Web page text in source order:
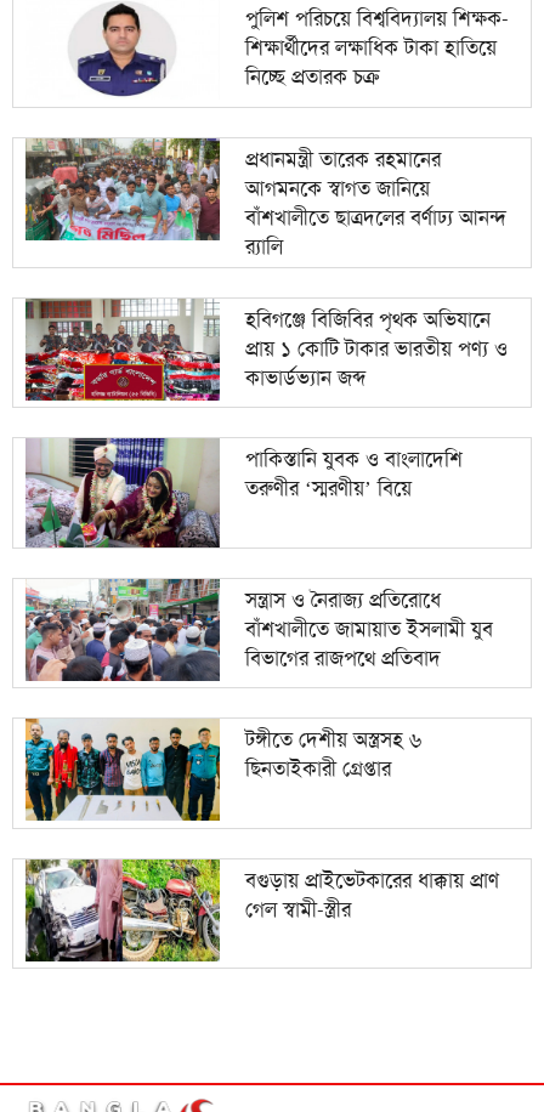
পুলিশ পরিচয়ে বিশ্ববিদ্যালয় শিক্ষক-
শিক্ষার্থীদের লক্ষাধিক টাকা হাতিয়ে
নিচ্ছে প্রতারক চক্র
প্রধানমন্ত্রী তারেক রহমানের
আগমনকে স্বাগত জানিয়ে
বাঁশখালীতে ছাত্রদলের বর্ণাঢ্য আনন্দ
র‍্যালি
হবিগঞ্জে বিজিবির পৃথক অভিযানে
প্রায় ১ কোটি টাকার ভারতীয় পণ্য ও
কাভার্ডভ্যান জব্দ
পাকিস্তানি যুবক ও বাংলাদেশি
তরুণীর ‘স্মরণীয়’ বিয়ে
সন্ত্রাস ও নৈরাজ্য প্রতিরোধে
বাঁশখালীতে জামায়াত ইসলামী যুব
বিভাগের রাজপথে প্রতিবাদ
টঙ্গীতে দেশীয় অস্ত্রসহ ৬
ছিনতাইকারী গ্রেপ্তার
বগুড়ায় প্রাইভেটকারের ধাক্কায় প্রাণ
গেল স্বামী-স্ত্রীর